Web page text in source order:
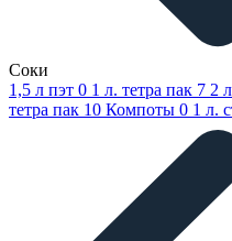
Соки
1,5 л пэт 0 1 л. тетра пак 7 2
тетра пак 10 Компоты 0 1 л.